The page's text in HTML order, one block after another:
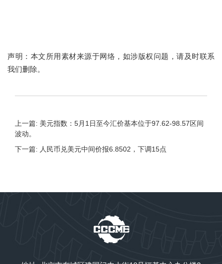
声明：本文所用素材来源于网络，如涉版权问题，请及时联系
我们删除。
上一篇: 美元指数：5月1日至今汇价基本位于97.62-98.57区间
波动。
下一篇: 人民币兑美元中间价报6.8502，下调15点